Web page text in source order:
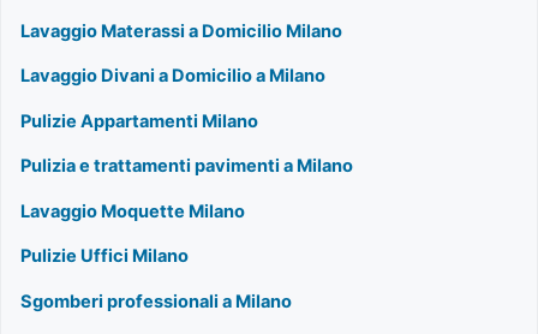
Lavaggio Materassi a Domicilio Milano
Lavaggio Divani a Domicilio a Milano
Pulizie Appartamenti Milano
Pulizia e trattamenti pavimenti a Milano
Lavaggio Moquette Milano
Pulizie Uffici Milano
Sgomberi professionali a Milano